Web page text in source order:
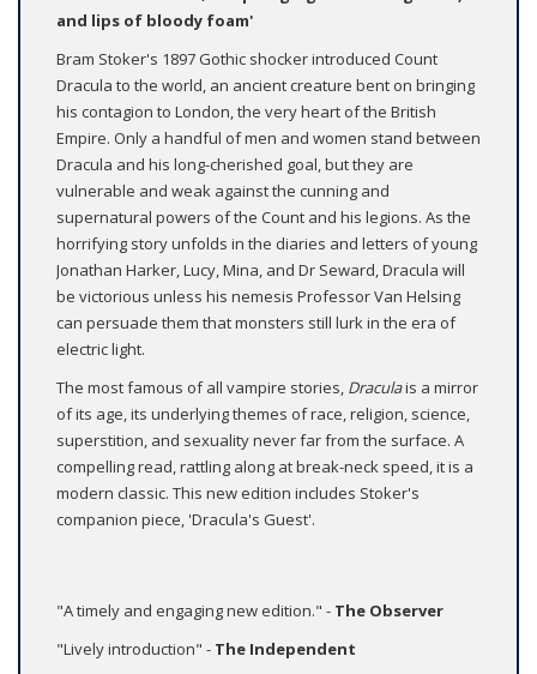
and lips of bloody foam'
Bram Stoker's 1897 Gothic shocker introduced Count
Dracula to the world, an ancient creature bent on bringing
his contagion to London, the very heart of the British
Empire. Only a handful of men and women stand between
Dracula and his long-cherished goal, but they are
vulnerable and weak against the cunning and
supernatural powers of the Count and his legions. As the
horrifying story unfolds in the diaries and letters of young
Jonathan Harker, Lucy, Mina, and Dr Seward, Dracula will
be victorious unless his nemesis Professor Van Helsing
can persuade them that monsters still lurk in the era of
electric light.
The most famous of all vampire stories, Draculais a mirror
of its age, its underlying themes of race, religion, science,
superstition, and sexuality never far from the surface. A
compelling read, rattling along at break-neck speed, it is a
modern classic. This new edition includes Stoker's
companion piece, 'Dracula's Guest'.
"A timely and engaging new edition." - The Observer
"Lively introduction" - The Independent